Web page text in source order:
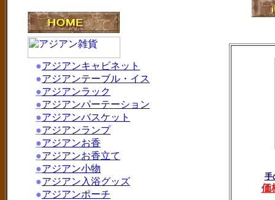
手
価
●アジアンキャビネット
●アジアンテーブル・イス
●アジアンラック
●アジアンパーテーション
●アジアンバスケット
●アジアンランプ
●アジアンお香
●アジアンお香立て
●アジアン小物
●アジアン入浴グッズ
●アジアンポーチ